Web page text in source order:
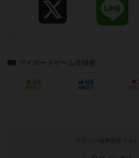
マイボードゲーム登録者
64
興味あり
69
経験あり お気
ログイン/会員登録でコメ